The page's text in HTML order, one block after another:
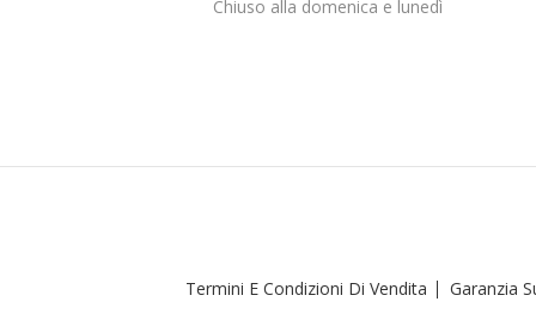
Chiuso alla domenica e lunedì
Termini E Condizioni Di Vendita Garanzia